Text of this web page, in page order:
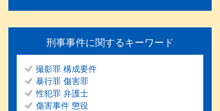
刑事事件に関するキーワード
撮影罪 構成要件
暴行罪 傷害罪
性犯罪 弁護士
傷害事件 懲役